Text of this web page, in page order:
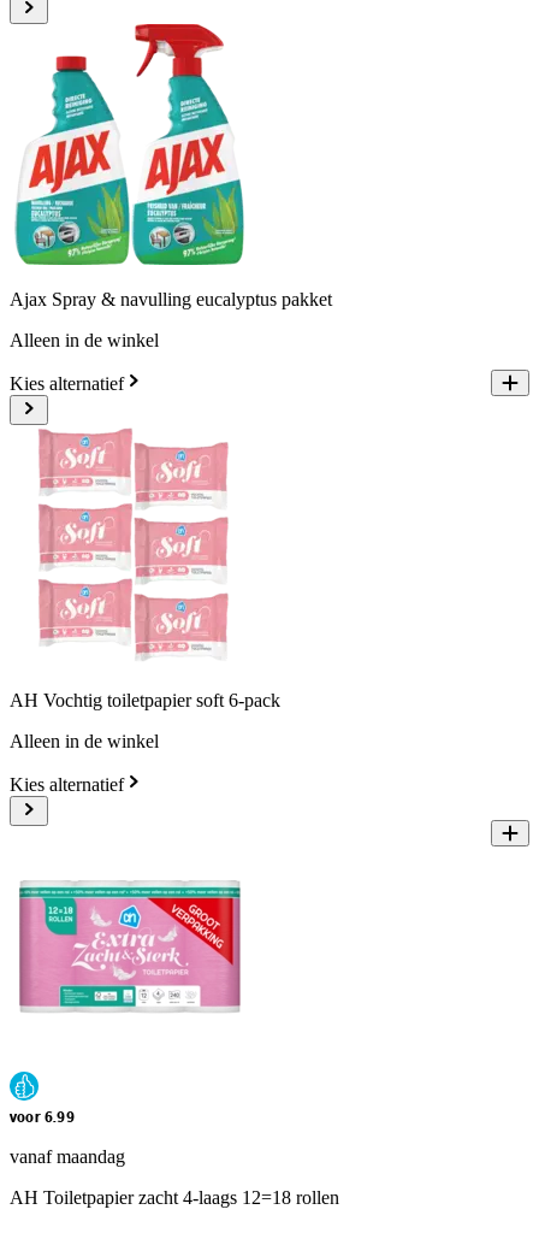
Ajax Spray & navulling eucalyptus pakket
Alleen in de winkel
Kies alternatief
AH Vochtig toiletpapier soft 6-pack
Alleen in de winkel
Kies alternatief
voor 6.99
vanaf maandag
AH Toiletpapier zacht 4-laags 12=18 rollen